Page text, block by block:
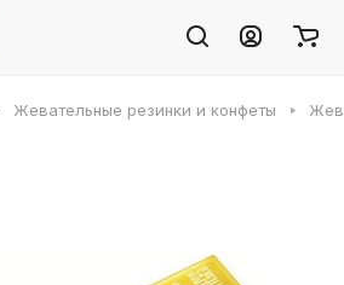
Жевательные резинки и конфеты